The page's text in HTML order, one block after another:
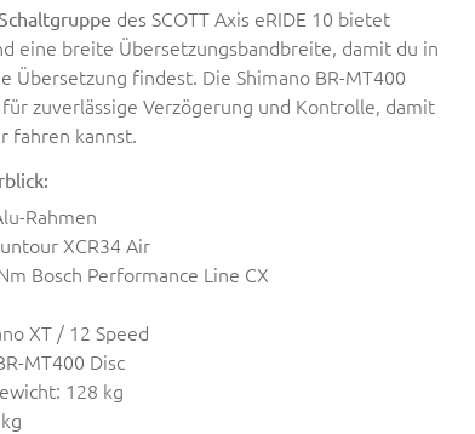
des SCOTT Axis eRIDE 10 bietet
eine breite Übersetzungsbandbreite, damit du in
Übersetzung findest. Die Shimano BR-MT400
zuverlässige Verzögerung und Kontrolle, damit
fahren kannst.
Rahmen
XCR34 Air
Bosch Performance Line CX
XT / 12 Speed
MT400 Disc
128 kg